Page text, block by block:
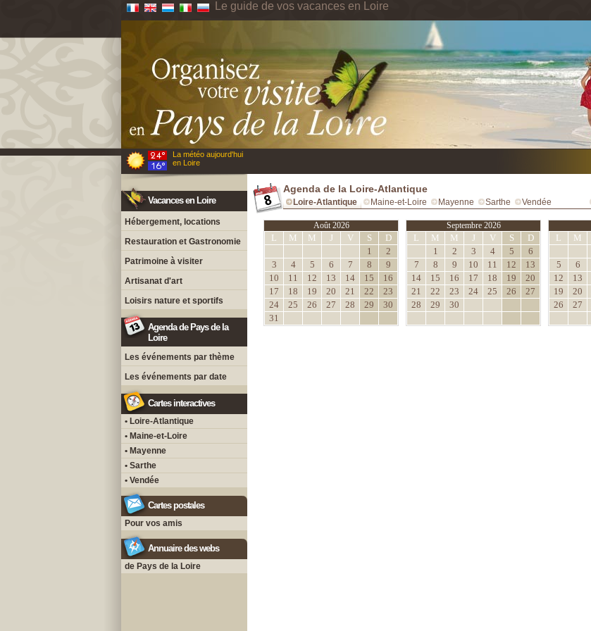
Le guide de vos vacances en Loire
La météo aujourd'hui
en Loire
Vacances en Loire
Hébergement, locations
Restauration et Gastronomie
Patrimoine à visiter
Artisanat d'art
Loisirs nature et sportifs
Agenda de Pays de la
Loire
Les événements par thème
Les événements par date
Cartes interactives
• Loire-Atlantique
• Maine-et-Loire
• Mayenne
• Sarthe
• Vendée
Cartes postales
Pour vos amis
Annuaire des webs
de Pays de la Loire
Agenda de la Loire-Atlantique
Loire-Atlantique Maine-et-Loire Mayenne Sarthe Vendée
Août 2026
L M M J V S
D
1
2
3
4 5 6 7 8
9
10
11 12 13 14 15
16
17
18 19 20 21 22
23
24
25 26 27 28 29
30
31
Septembre 2026
L M M J V S
D
1
2 3 4 5
6
7
8 9 10 11 12
13
14
15 16 17 18 19
20
21
22 23 24 25 26
27
28
29 30
L M
5
6
12
13
19
20
26
27